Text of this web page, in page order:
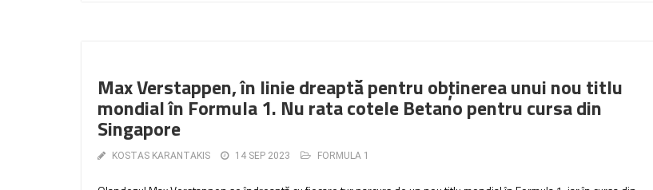
Max Verstappen, în linie dreaptă pentru obținerea unui nou titlu
mondial în Formula 1. Nu rata cotele Betano pentru cursa din
Singapore
KOSTAS KARANTAKIS 14 SEP 2023 FORMULA 1